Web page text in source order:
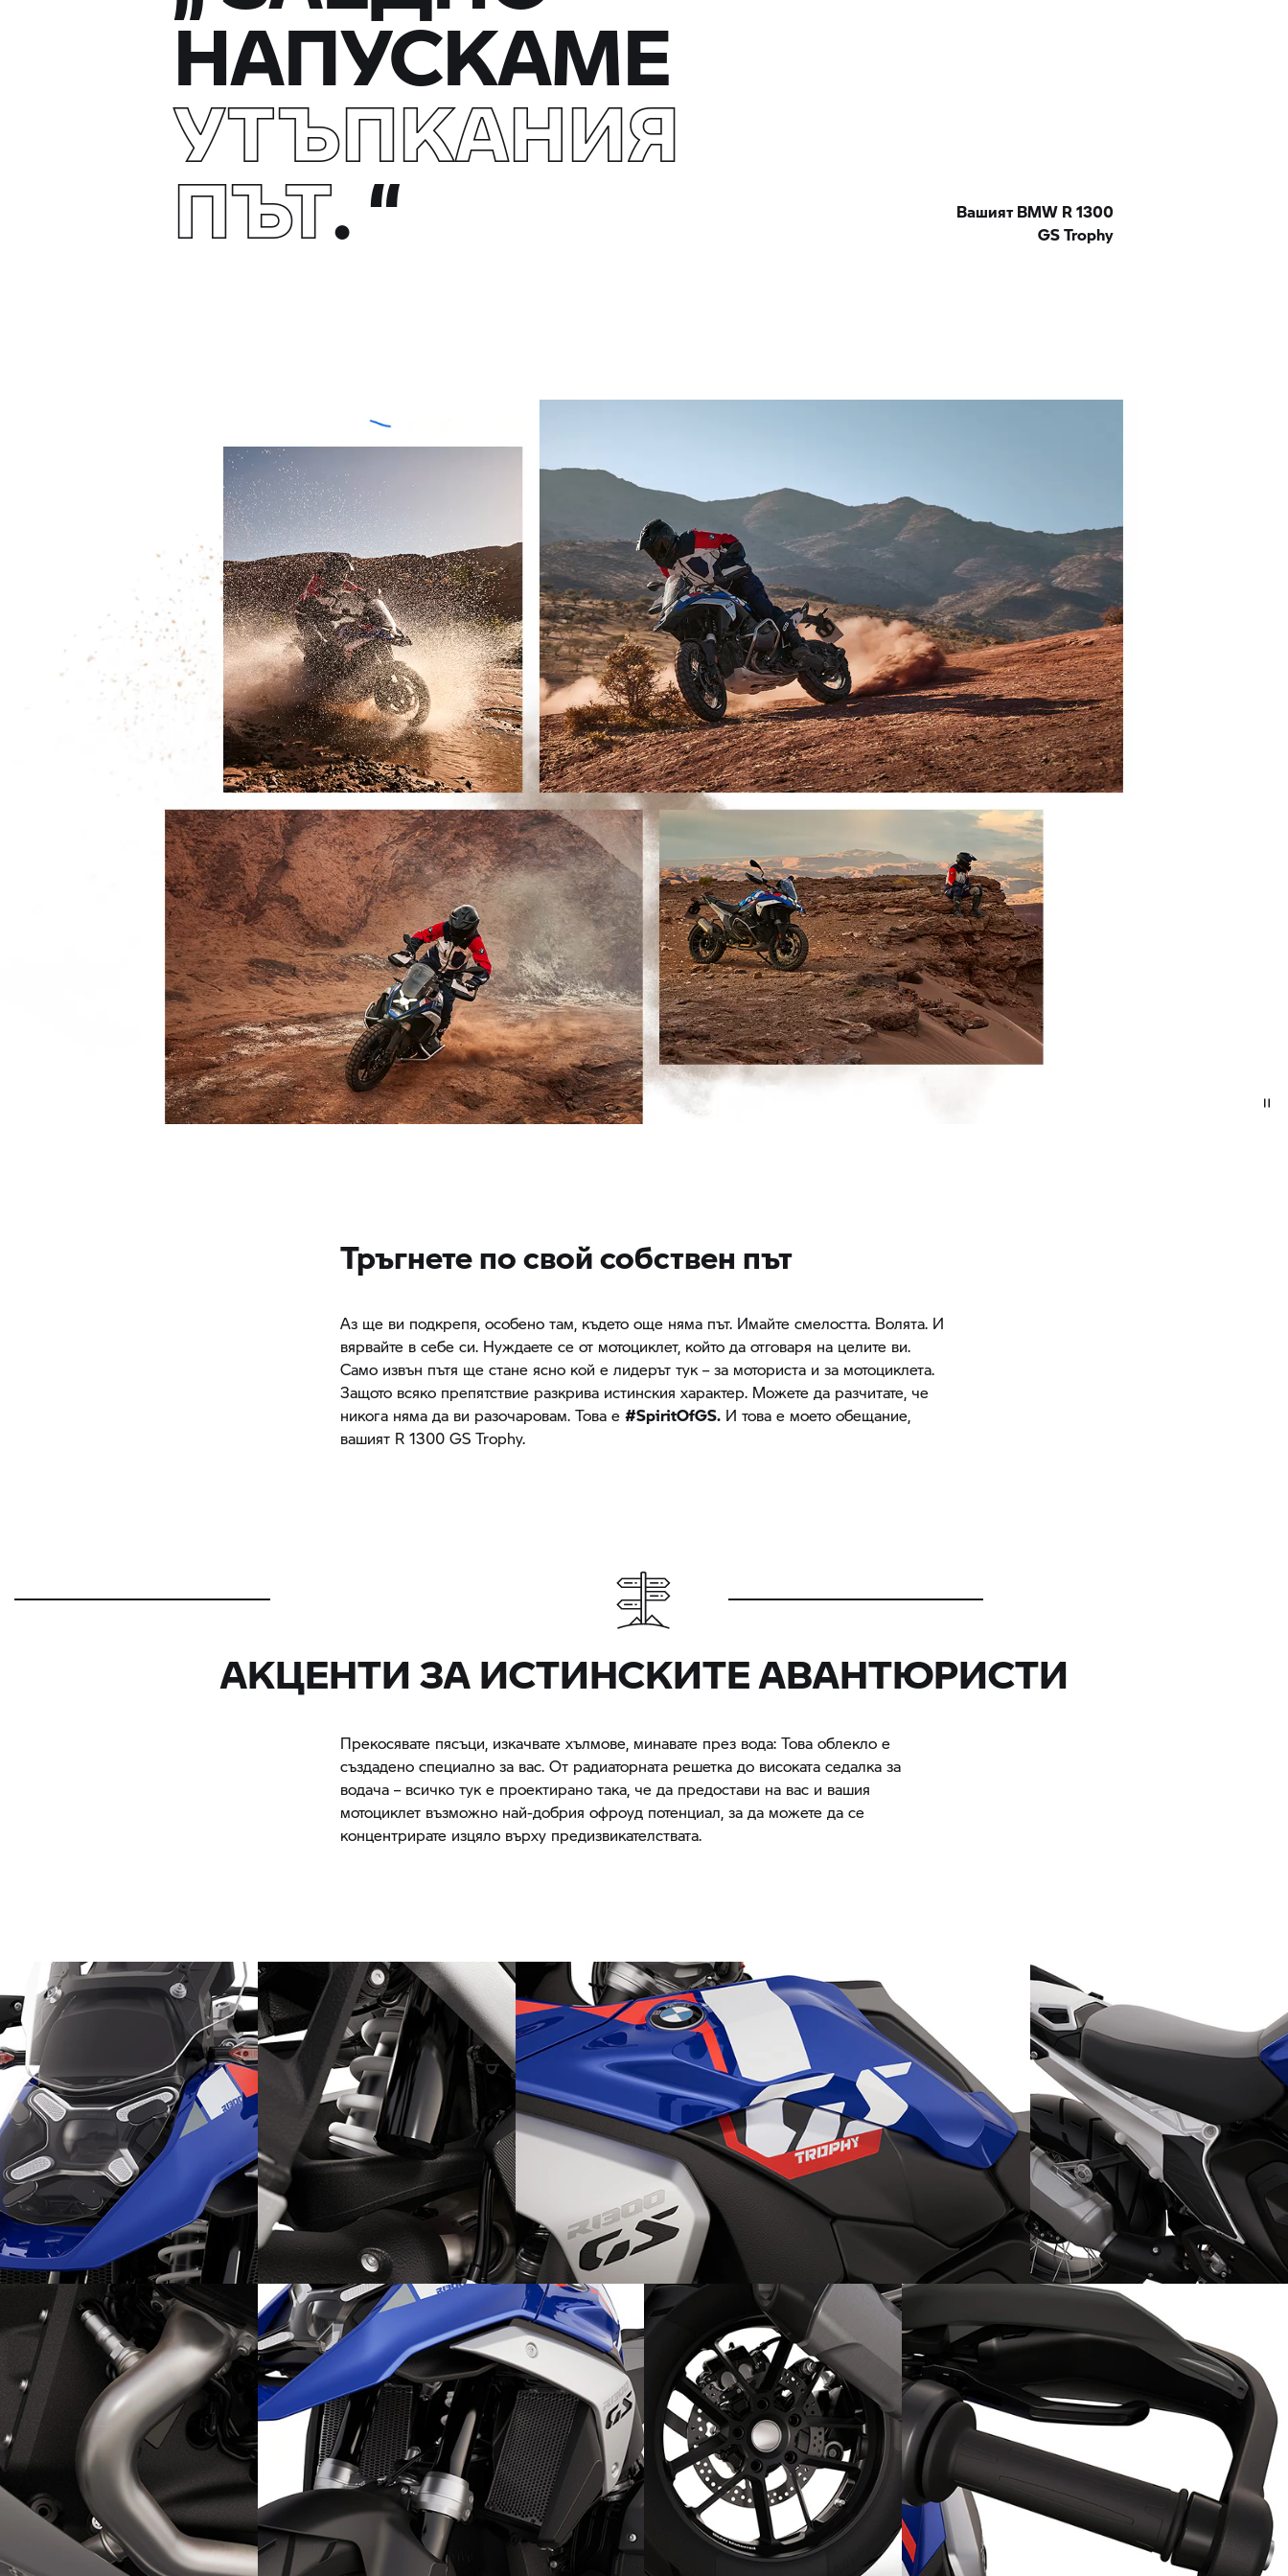
НАПУСКАМЕ
УТЪПКАНИЯ
ПЪТ.“
Вашият BMW R 1300
GS Trophy
Тръгнете по свой собствен път
Аз ще ви подкрепя, особено там, където още няма път. Имайте смелостта. Волята. И
вярвайте в себе си. Нуждаете се от мотоциклет, който да отговаря на целите ви.
Само извън пътя ще стане ясно кой е лидерът тук – за моториста и за мотоциклета.
Защото всяко препятствие разкрива истинския характер. Можете да разчитате, че
никога няма да ви разочаровам. Това е#SpiritOfGS. И това е моето обещание,
вашият R 1300GS Trophy.
АКЦЕНТИ ЗА ИСТИНСКИТЕ АВАНТЮРИСТИ
Прекосявате пясъци, изкачвате хълмове, минавате през вода: Това облекло е
създадено специално за вас. От радиаторната решетка до високата седалка за
водача – всичко тук е проектирано така, че да предостави на вас и вашия
мотоциклет възможно най-добрия офроуд потенциал, за да можете да се
концентрирате изцяло върху предизвикателствата.
Напред по терена: фронтът
Офроуд екстра: Спортно
окачване
Дизайнът:GS Trophy
Сам и спортен на пътя: в
едноместен вариант